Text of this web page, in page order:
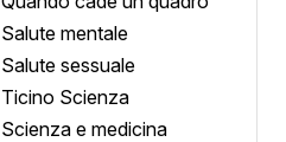
Salute mentale
Salute sessuale
Ticino Scienza
Scienza e medicina